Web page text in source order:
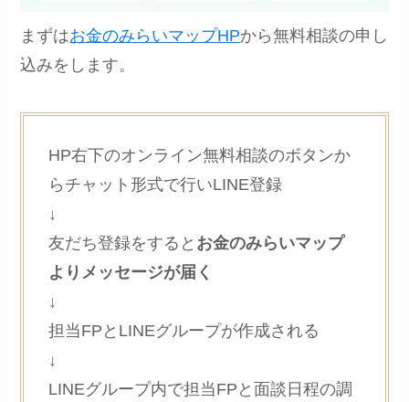
まずはお金のみらいマップHPから無料相談の申し
込みをします。
HP右下のオンライン無料相談のボタンか
らチャット形式で行いLINE登録
↓
友だち登録をすると お金のみらいマップ
よりメッセージが届く
↓
担当FPとLINEグループが作成される
↓
LINEグループ内で担当FPと面談日程の調